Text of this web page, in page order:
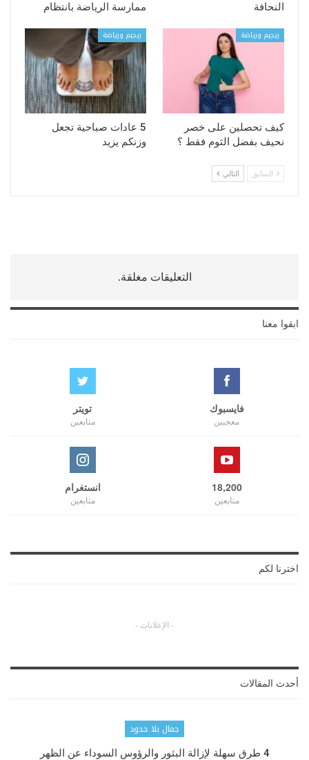
النحافة
ممارسة الرياضة بانتظام
ريجيم ورياضة
كيف تحصلين على خصر
نحيف بفضل الثوم فقط ؟
ريجيم ورياضة
5 عادات صباحية تجعل
وزنكم يزيد
السابق التالي
التعليقات مغلقة.
ابقوا معنا
فايسبوك
معجبين
تويتر
متابعين
18,200
متابعين
انستغرام
متابعين
اخترنا لكم
- الإعلانات -
أحدث المقالات
جمال بلا حدود
4 طرق سهلة لإزالة البثور والرؤوس السوداء عن الظهر